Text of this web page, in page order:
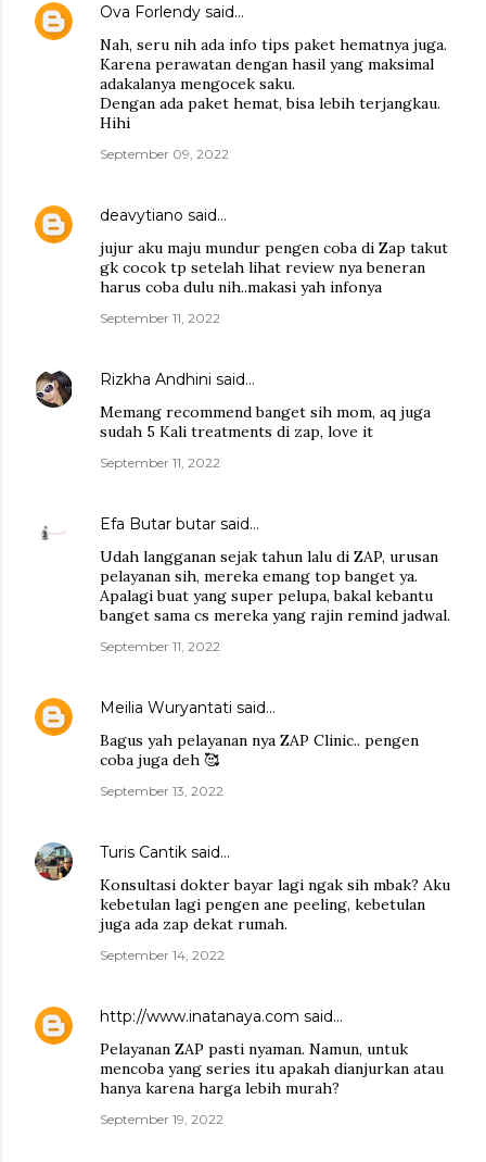
Ova Forlendy said…
Nah, seru nih ada info tips paket hematnya juga.
Karena perawatan dengan hasil yang maksimal
adakalanya mengocek saku.
Dengan ada paket hemat, bisa lebih terjangkau.
Hihi
September 09, 2022
deavytiano said…
jujur aku maju mundur pengen coba di Zap takut
gk cocok tp setelah lihat review nya beneran
harus coba dulu nih..makasi yah infonya
September 11, 2022
Rizkha Andhini said…
Memang recommend banget sih mom, aq juga
sudah 5 Kali treatments di zap, love it
September 11, 2022
Efa Butar butar said…
Udah langganan sejak tahun lalu di ZAP, urusan
pelayanan sih, mereka emang top banget ya.
Apalagi buat yang super pelupa, bakal kebantu
banget sama cs mereka yang rajin remind jadwal.
September 11, 2022
Meilia Wuryantati said…
Bagus yah pelayanan nya ZAP Clinic.. pengen
coba juga deh 🥰
September 13, 2022
Turis Cantik said…
Konsultasi dokter bayar lagi ngak sih mbak? Aku
kebetulan lagi pengen ane peeling, kebetulan
juga ada zap dekat rumah.
September 14, 2022
http://www.inatanaya.com said…
Pelayanan ZAP pasti nyaman. Namun, untuk
mencoba yang series itu apakah dianjurkan atau
hanya karena harga lebih murah?
September 19, 2022